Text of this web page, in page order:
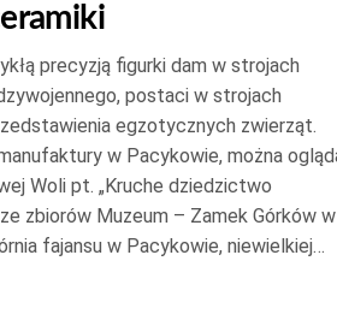
precyzją figurki dam w strojach
postaci w strojach
egzotycznych zwierząt.
w Pacykowie, można
Woli pt. „Kruche dziedzictwo
zbiorów Muzeum – Zamek Górków w
fajansu w Pacykowie, niewielkiej…